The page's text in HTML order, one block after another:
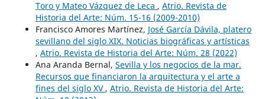
Toro y Mateo Vázquez de Leca , Atrio. Revista de
Historia del Arte: Núm. 15-16 (2009-2010)
Francisco Amores Martínez, José García Dávila, platero
sevillano del siglo XIX. Noticias biográficas y artísticas
, Atrio. Revista de Historia del Arte: Núm. 28 (2022)
Ana Aranda Bernal, Sevilla y los negocios de la mar.
Recursos que financiaron la arquitectura y el arte a
fines del siglo XV , Atrio. Revista de Historia del Arte: